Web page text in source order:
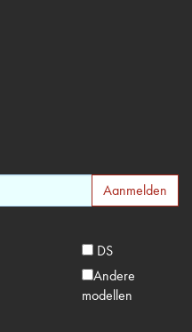
DS
Andere
modellen